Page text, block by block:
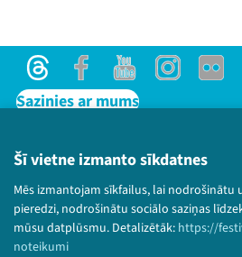
Šī vietne izmanto sīkdatnes
Mēs izmantojam sīkfailus, lai
pieredzi, nodrošinātu sociālo saziņas
mūsu datplūsmu. Detalizētāk: https://
noteikumi
ThreadsFacebookYoutubeInstagram
Flick
Sazinies ar mums
Lietošanas noteikumi un
Bērnu aizsardzības politika
© 2026 Sarunu festivāls LAMPA
paturētas.